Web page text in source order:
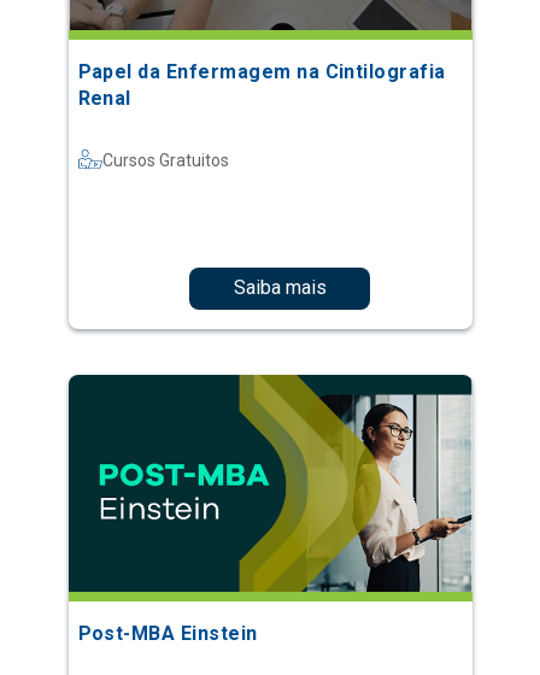
Papel da Enfermagem na Cintilografia
Renal
Cursos Gratuitos
Saiba mais
Post-MBA Einstein